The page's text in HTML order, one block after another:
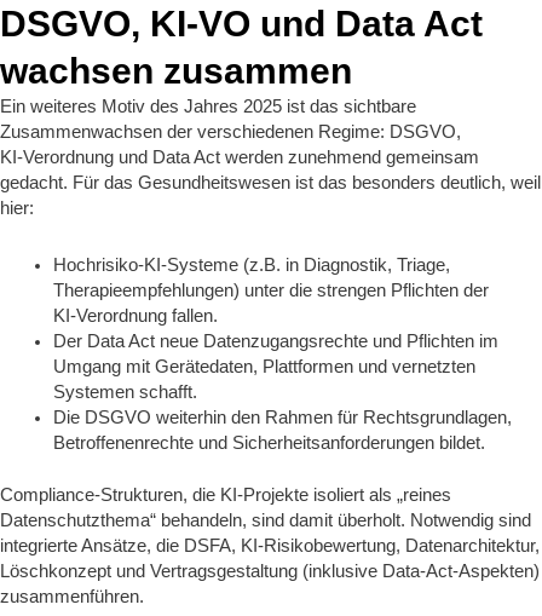
DSGVO, KI‑VO und Data Act
wachsen zusammen
Ein weiteres Motiv des Jahres 2025 ist das sichtbare
Zusammenwachsen der verschiedenen Regime: DSGVO,
KI‑Verordnung und Data Act werden zunehmend gemeinsam
gedacht. Für das Gesundheitswesen ist das besonders deutlich, weil
hier:
Hochrisiko‑KI‑Systeme (z.B. in Diagnostik, Triage,
Therapieempfehlungen) unter die strengen Pflichten der
KI‑Verordnung fallen.
Der Data Act neue Datenzugangsrechte und Pflichten im
Umgang mit Gerätedaten, Plattformen und vernetzten
Systemen schafft.
Die DSGVO weiterhin den Rahmen für Rechtsgrundlagen,
Betroffenenrechte und Sicherheitsanforderungen bildet.
Compliance‑Strukturen, die KI‑Projekte isoliert als „reines
Datenschutzthema“ behandeln, sind damit überholt. Notwendig sind
integrierte Ansätze, die DSFA, KI‑Risikobewertung, Datenarchitektur,
Löschkonzept und Vertragsgestaltung (inklusive Data‑Act‑Aspekten)
zusammenführen.